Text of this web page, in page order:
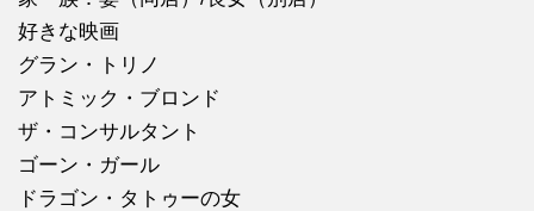
好きな映画
グラン・トリノ
アトミック・ブロンド
ザ・コンサルタント
ゴーン・ガール
ドラゴン・タトゥーの女